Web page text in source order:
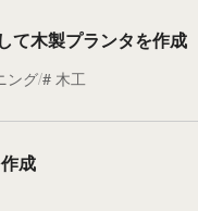
て木製プランタを作成
ング 木工
成